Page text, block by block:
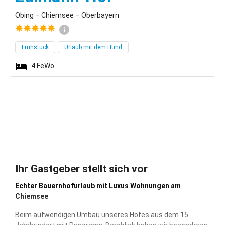
Obing – Chiemsee – Oberbayern
Frühstück Urlaub mit dem Hund
4 FeWo
Ihr Gastgeber stellt sich vor
Echter Bauernhofurlaub mit Luxus Wohnungen am
Chiemsee
Beim aufwendigen Umbau unseres Hofes aus dem 15.